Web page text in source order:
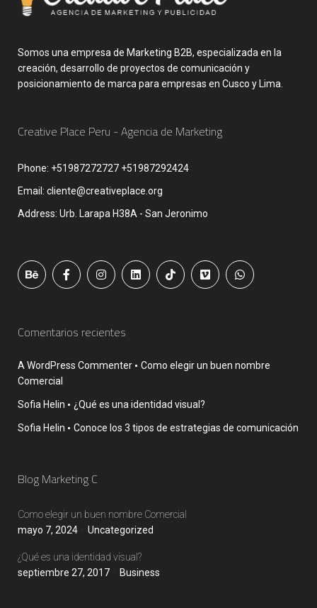
Somos una empresa de Marketing B2B, especializada en la
creación, desarrollo de proyectos de comunicación y
posicionamiento de marca para empresas en Cusco y Lima.
Creative Place Peru - Agencia de Marketing
Phone: +51987272727 +51987292424
Email: cliente@creativeplace.org
Address: Urb. Larapa H38A - San Jeronimo
Comentarios recientes
A WordPress Commenter
Como elegir un buen nombre
Comercial
Sofia Helin ¿Qué es una identidad visual?
Sofia Helin Conoce los 3 tipos de estrategias de comunicación
Blog Marketing C
Como elegir un buen nombre Comercial
mayo 7, 2024
Uncategorized
¿Qué es una identidad visual?
septiembre 27, 2017
Business